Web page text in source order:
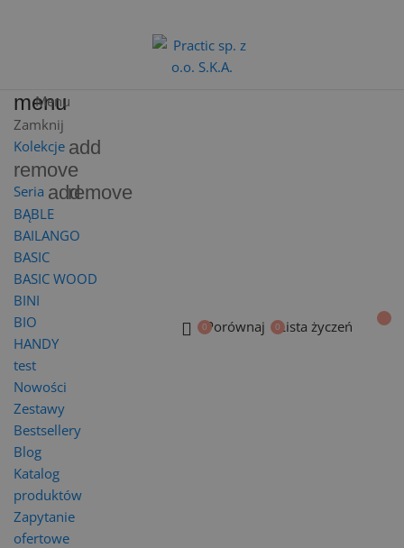
menu
Menu
Zamknij
Kolekcje add
remove
Seria addremove
BĄBLE
BAILANGO
BASIC
BASIC WOOD
BINI
BIO
HANDY
test
Nowości
Zestawy
Bestsellery
Blog
Katalog
produktów
Zapytanie
ofertowe
Porównaj Lista życzeń